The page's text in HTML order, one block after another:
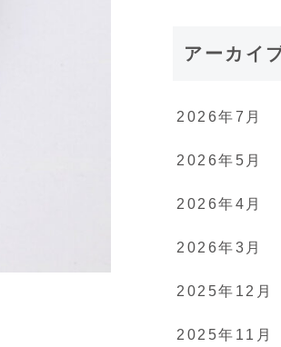
アーカイ
2026年7月
2026年5月
2026年4月
2026年3月
2025年12月
2025年11月